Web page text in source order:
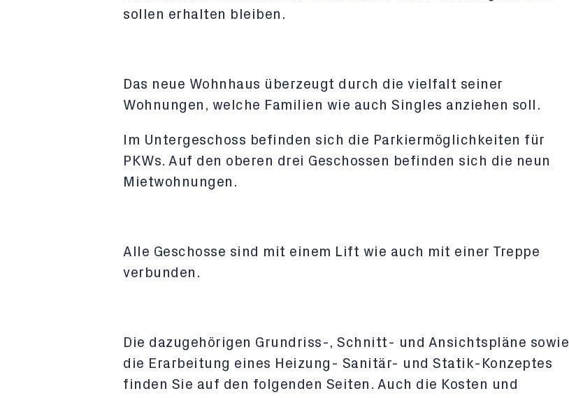
sollen erhalten bleiben.
Das neue Wohnhaus überzeugt durch die vielfalt seiner
Wohnungen, welche Familien wie auch Singles anziehen soll.
Im Untergeschoss befinden sich die Parkiermöglichkeiten für
PKWs. Auf den oberen drei Geschossen befinden sich die neun
Mietwohnungen.
Alle Geschosse sind mit einem Lift wie auch mit einer Treppe
verbunden.
Die dazugehörigen Grundriss-, Schnitt- und Ansichtspläne sowie
die Erarbeitung eines Heizung- Sanitär- und Statik-Konzeptes
finden Sie auf den folgenden Seiten. Auch die Kosten und